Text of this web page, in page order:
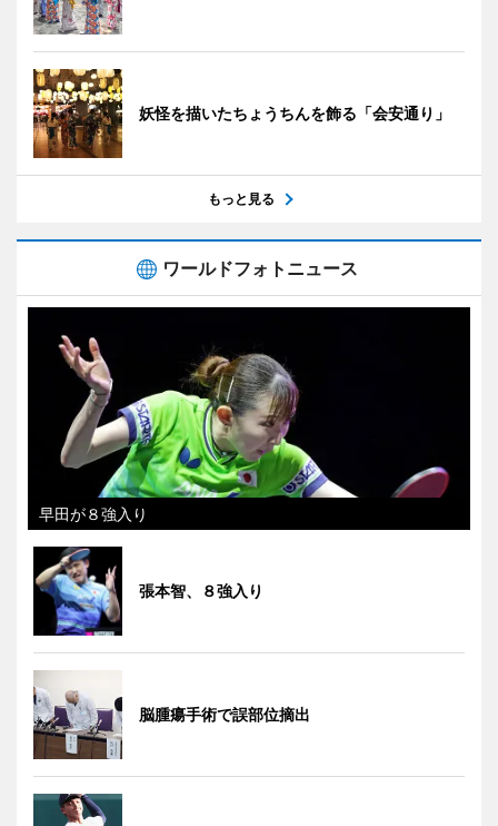
妖怪を描いたちょうちんを飾る「会安通り」
もっと見る
ワールドフォトニュース
早田が８強入り
張本智、８強入り
脳腫瘍手術で誤部位摘出